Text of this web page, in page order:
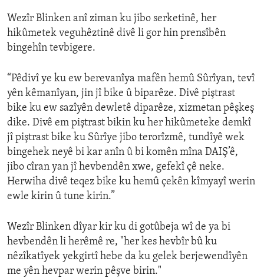
Wezîr Blinken anî ziman ku jibo serketinê, her
hikûmetek veguhêztinê divê li gor hin prensîbên
bingehîn tevbigere.
“Pêdivî ye ku ew berevanîya mafên hemû Sûrîyan, tevî
yên kêmanîyan, jin jî bike û biparêze. Divê piştrast
bike ku ew sazîyên dewletê diparêze, xizmetan pêşkeş
dike. Divê em piştrast bikin ku her hikûmeteke demkî
jî piştrast bike ku Sûrîye jibo terorîzmê, tundîyê wek
bingehek neyê bi kar anîn û bi komên mîna DAIŞ’ê,
jibo cîran yan jî hevbendên xwe, gefekî çê neke.
Herwiha divê teqez bike ku hemû çekên kîmyayî werin
ewle kirin û tune kirin.”
Wezîr Blinken dîyar kir ku di gotûbeja wî de ya bi
hevbendên li herêmê re, "her kes hevbîr bû ku
nêzîkatîyek yekgirtî hebe da ku gelek berjewendîyên
me yên hevpar werin pêşve birin."